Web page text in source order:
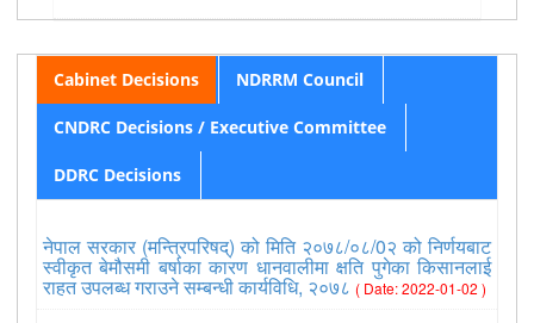
Cabinet Decisions NDRRM Council
CNDRC Decisions / Executive Committee
DDRC Decisions
नेपाल सरकार (मन्त्रिपरिषद्) को मिति २०७८/०८/0२ को निर्णयबाट
स्वीकृत बेमौसमी बर्षाका कारण धानवालीमा क्षति पुगेका किसानलाई
राहत उपलब्ध गराउने सम्बन्धी कार्यविधि, २०७८ ( Date: 2022-01-02 )